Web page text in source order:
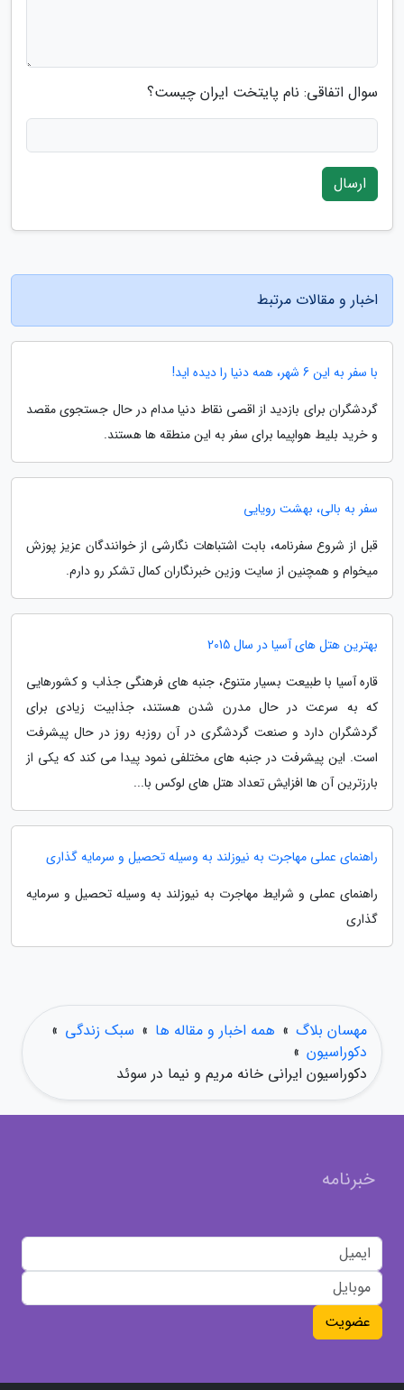
سوال اتفاقی: نام پایتخت ایران چیست؟
ارسال
اخبار و مقالات مرتبط
با سفر به این 6 شهر، همه دنیا را دیده اید!
گردشگران برای بازدید از اقصی نقاط دنیا مدام در حال جستجوی مقصد
و خرید بلیط هواپیما برای سفر به این منطقه ها هستند.
سفر به بالی، بهشت رویایی
قبل از شروع سفرنامه، بابت اشتباهات نگارشی از خوانندگان عزیز پوزش
میخوام و همچنین از سایت وزین خبرنگاران کمال تشکر رو دارم.
بهترین هتل های آسیا در سال 2015
قاره آسیا با طبیعت بسیار متنوع، جنبه های فرهنگی جذاب و کشورهایی
که به سرعت در حال مدرن شدن هستند، جذابیت زیادی برای
گردشگران دارد و صنعت گردشگری در آن روزبه روز در حال پیشرفت
است. این پیشرفت در جنبه های مختلفی نمود پیدا می کند که یکی از
بارزترین آن ها افزایش تعداد هتل های لوکس با...
راهنمای عملی مهاجرت به نیوزلند به وسیله تحصیل و سرمایه گذاری
راهنمای عملی و شرایط مهاجرت به نیوزلند به وسیله تحصیل و سرمایه
گذاری
مهسان بلاگ » همه اخبار و مقاله ها » سبک زندگی »
دکوراسیون »
دکوراسیون ایرانی خانه مریم و نیما در سوئد
خبرنامه
عضویت